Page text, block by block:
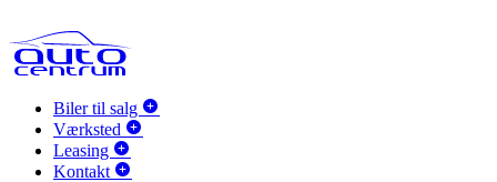
Biler til salg
Værksted
Leasing
Kontakt